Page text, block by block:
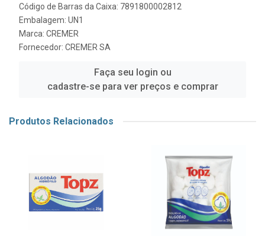
Código de Barras da Caixa: 7891800002812
Embalagem: UN1
Marca: CREMER
Fornecedor: CREMER SA
Faça seu login ou
cadastre-se para ver preços e comprar
Produtos Relacionados